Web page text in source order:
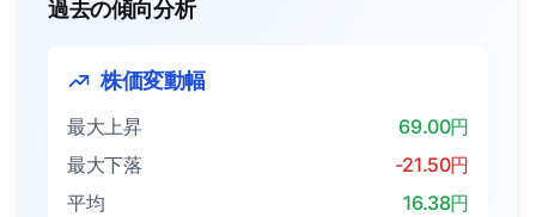
過去の傾向分析
株価変動幅
最大上昇
69.00円
最大下落
-21.50円
平均
16.38円